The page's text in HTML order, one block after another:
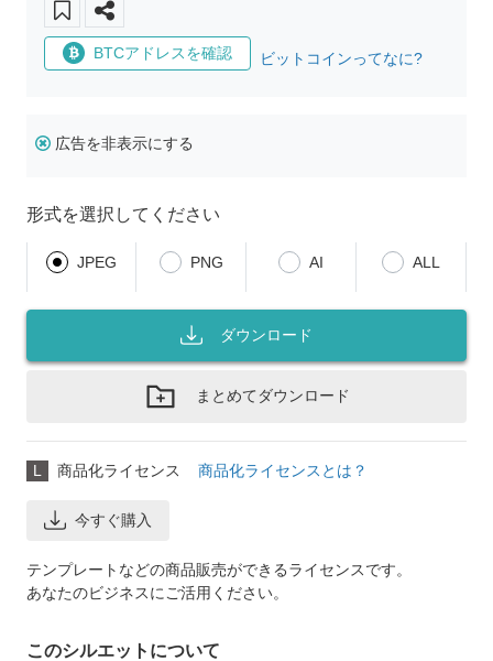
BTCアドレスを確認 ビットコインってなに?
広告を非表示にする
形式を選択してください
JPEG PNG AI ALL
ダウンロード
まとめてダウンロード
L 商品化ライセンス 商品化ライセンスとは？
今すぐ購入
テンプレートなどの商品販売ができるライセンスです。
あなたのビジネスにご活用ください。
このシルエットについて